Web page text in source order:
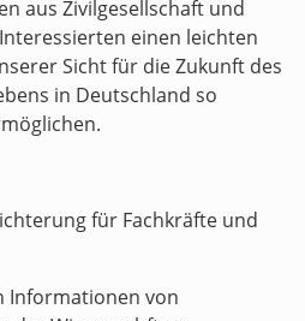
aus Zivilgesellschaft und
einen leichten
Sicht für die Zukunft des
in Deutschland so
für Fachkräfte und
Informationen von